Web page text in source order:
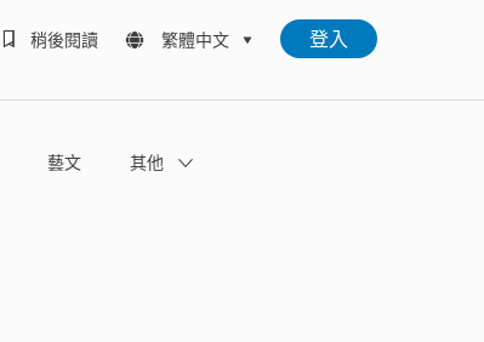
稍後閱讀 繁體中文 登入
藝文 其他